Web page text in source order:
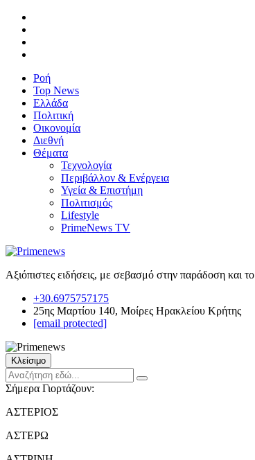
Ροή
Top News
Ελλάδα
Πολιτική
Οικονομία
Διεθνή
Θέματα
Τεχνολογία
Περιβάλλον & Ενέργεια
Υγεία & Επιστήμη
Πολιτισμός
Lifestyle
PrimeNews TV
Αξιόπιστες ειδήσεις, με σεβασμό στην παράδοση και
+30.6975757175
25ης Μαρτίου 140, Μοίρες Ηρακλείου Κρήτης
[email protected]
Κλείσιμο
Σήμερα Γιορτάζουν:
ΑΣΤΕΡΙΟΣ
ΑΣΤΕΡΩ